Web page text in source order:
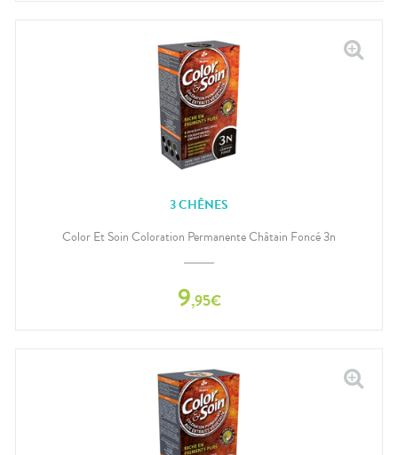
3 CHÊNES
Color Et Soin Coloration Permanente Châtain Foncé 3n
9,95€